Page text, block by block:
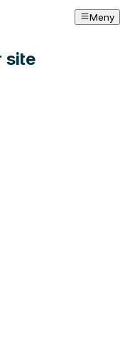
Meny
site